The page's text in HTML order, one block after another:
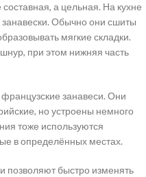
а цельная. На кухне
занавески. Обычно они сшиты
мягкие складки.
при этом нижняя часть
занавеси. Они
но устроены немного
тоже используются
в определённых местах.
позволяют быстро изменять